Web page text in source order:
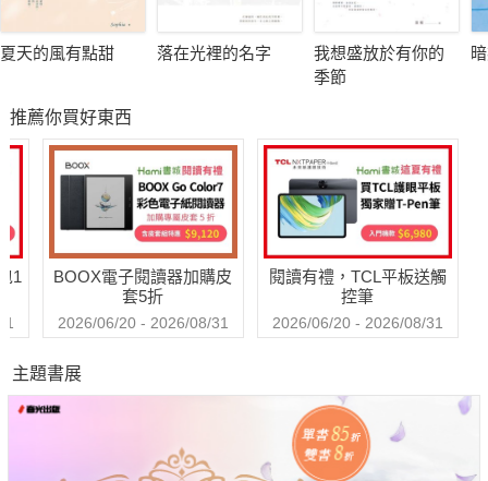
夏天的風有點甜 落在光裡的名字
我想盛放於有你的
季節
推薦你買好東西
1
BOOX電子閱讀器加購皮
套5折
2026/06/20 - 2026/08/31
閱讀有禮，TCL平板送觸
控筆
2026/06/20 - 2026/08/31
主題書展